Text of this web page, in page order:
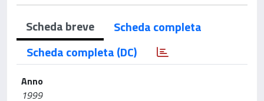
Scheda breve
Scheda completa
Scheda completa (DC)
Anno
1999